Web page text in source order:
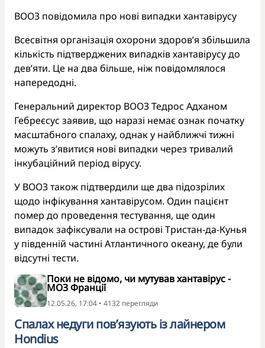
ВООЗ повідомила про нові випадки хантавірусу
Всесвітня організація охорони здоров’я збільшила
кількість підтверджених випадків хантавірусу до
дев’яти. Це на два більше, ніж повідомлялося
напередодні.
Генеральний директор ВООЗ Тедрос Адханом
Гебреєсус заявив, що наразі немає ознак початку
масштабного спалаху, однак у найближчі тижні
можуть з’явитися нові випадки через тривалий
інкубаційний період вірусу.
У ВООЗ також підтвердили ще два підозрілих
щодо інфікування хантавірусом. Один пацієнт
помер до проведення тестування, ще один
випадок зафіксували на острові Тристан-да-Кунья
у південній частині Атлантичного океану, де були
відсутні тести.
Поки не відомо, чи мутував хантавірус -
МОЗ Франції
12.05.26, 17:04 • 4132 перегляди
Спалах недуги пов’язують із лайнером
Hondius